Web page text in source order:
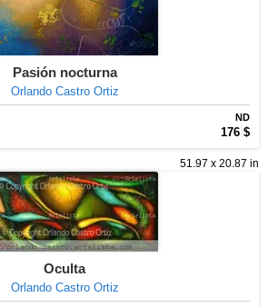
Pasión nocturna
Orlando Castro Ortiz
ND
176 $
51.97 x 20.87 in
Oculta
Orlando Castro Ortiz